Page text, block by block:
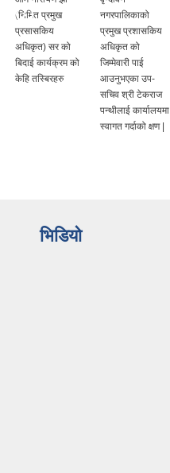
(निमित प्रमुख
प्रसासकिय
अधिकृत) सर को
बिदाई कार्यक्रम को
केहि तस्बिरहरु
नगरपालिकाको
प्रमुख प्रशासकिय
अधिकृत को
जिम्मेवारी पाई
आउनुभएका उप-
सचिव श्री टेकराज
पन्थीलाई कार्यालयमा
स्वागत गर्दाको क्षण |
भिडियो